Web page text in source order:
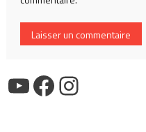
YouTube
Facebook
Instagram